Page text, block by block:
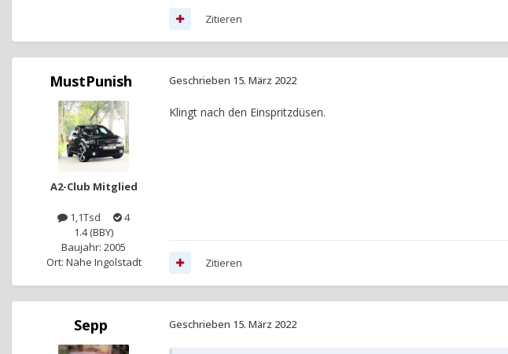
Zitieren
MustPunish
A2-Club Mitglied
1,1Tsd
4
1.4 (BBY)
Baujahr: 2005
Ort: Nähe Ingolstadt
Geschrieben 15. März 2022
Klingt nach den Einspritzdüsen.
Zitieren
Sepp Geschrieben 15. März 2022